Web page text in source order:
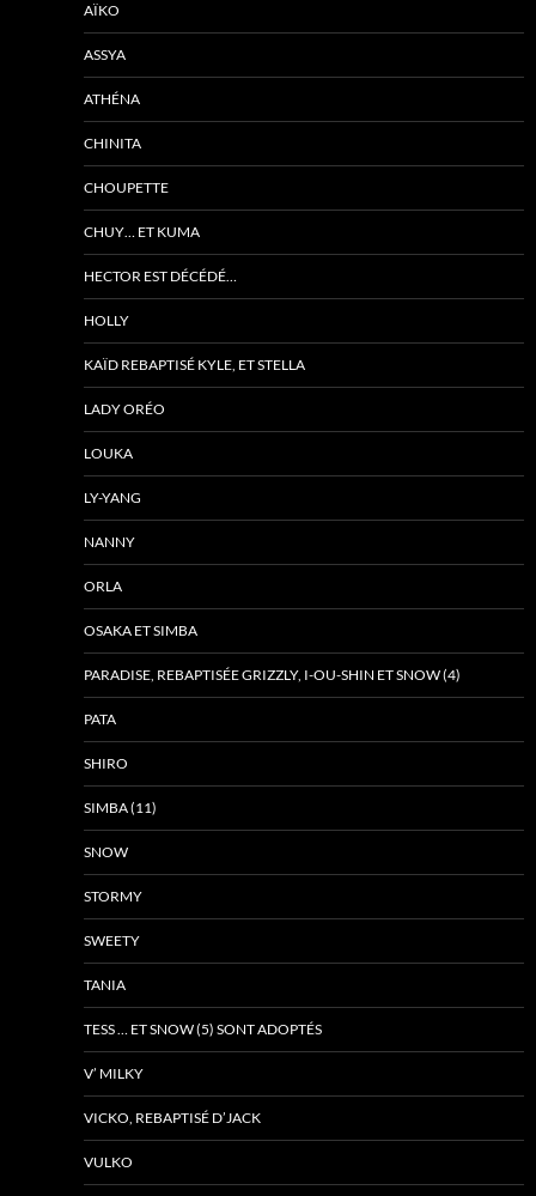
AÏKO
ASSYA
ATHÉNA
CHINITA
CHOUPETTE
CHUY… ET KUMA
HECTOR EST DÉCÉDÉ…
HOLLY
KAÏD REBAPTISÉ KYLE, ET STELLA
LADY ORÉO
LOUKA
LY-YANG
NANNY
ORLA
OSAKA ET SIMBA
PARADISE, REBAPTISÉE GRIZZLY, I-OU-SHIN ET SNOW (4)
PATA
SHIRO
SIMBA (11)
SNOW
STORMY
SWEETY
TANIA
TESS … ET SNOW (5) SONT ADOPTÉS
V’ MILKY
VICKO, REBAPTISÉ D’JACK
VULKO